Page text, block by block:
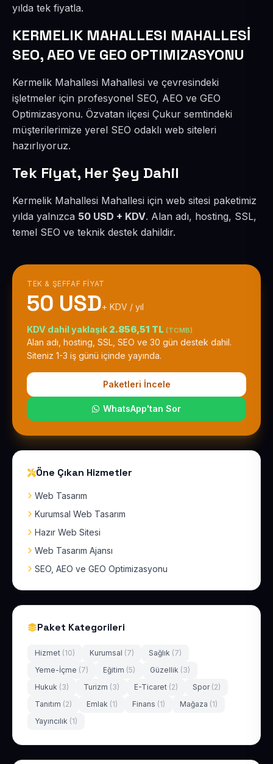
yılda tek fiyatla.
KERMELIK MAHALLESI MAHALLESİ
SEO, AEO VE GEO OPTIMIZASYONU
Kermelik Mahallesi Mahallesi ve çevresindeki
işletmeler için profesyonel SEO, AEO ve GEO
Optimizasyonu. Özvatan ilçesi Çukur semtindeki
müşterilerimize yerel SEO odaklı web siteleri
hazırlıyoruz.
Tek Fiyat, Her Şey Dahil
Kermelik Mahallesi Mahallesi için web sitesi paketimiz
yılda yalnızca 50 USD + KDV. Alan adı, hosting, SSL,
temel SEO ve teknik destek dahildir.
TEK & ŞEFFAF FIYAT
50 USD+ KDV / yıl
KDV dahil yaklaşık 2.856,51 TL (TCMB)
Alan adı, hosting, SSL, SEO ve 30 gün destek dahil.
Siteniz 1-3 iş günü içinde yayında.
Paketleri İncele
WhatsApp'tan Sor
Öne Çıkan Hizmetler
Web Tasarım
Kurumsal Web Tasarım
Hazır Web Sitesi
Web Tasarım Ajansı
SEO, AEO ve GEO Optimizasyonu
Paket Kategorileri
Hizmet (10) Kurumsal (7) Sağlık (7)
Yeme-İçme (7) Eğitim (5) Güzellik (3)
Hukuk (3) Turizm (3) E-Ticaret (2) Spor (2)
Tanıtım (2) Emlak (1) Finans (1) Mağaza (1)
Yayıncılık (1)